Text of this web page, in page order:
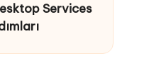
Services